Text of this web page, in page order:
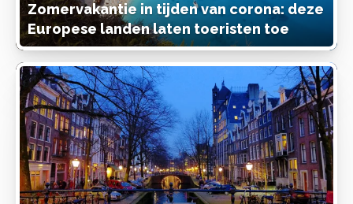
Zomervakantie in tijden van corona: deze
Europese landen laten toeristen toe